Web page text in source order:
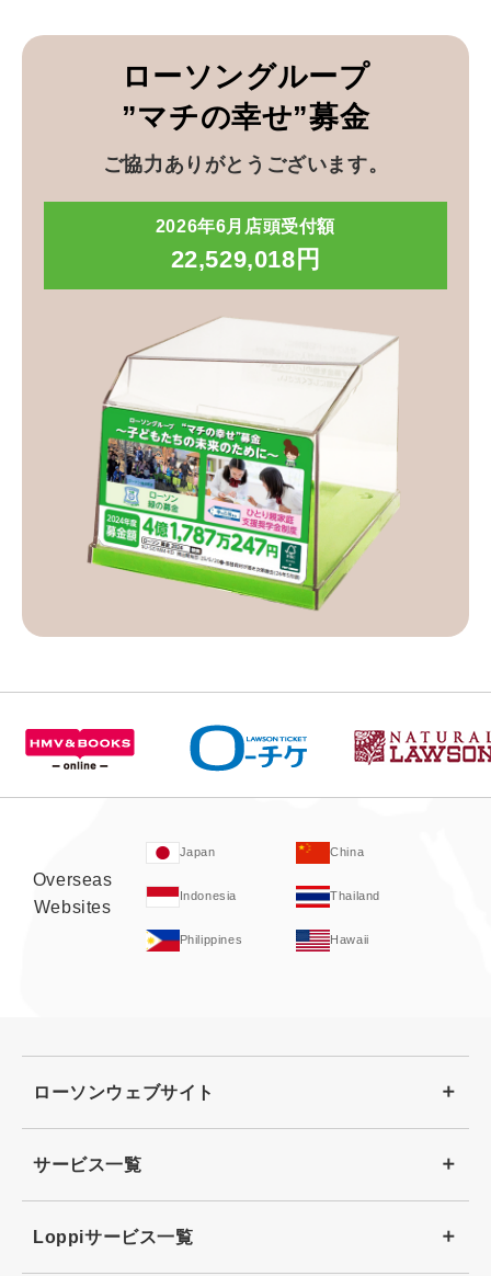
ローソングループ
”マチの幸せ”募金
ご協力ありがとうございます。
2026年6月店頭受付額
22,529,018円
Overseas
Websites
Japan China
Indonesia Thailand
Philippines Hawaii
ローソンウェブサイト
サービス一覧
Loppiサービス一覧